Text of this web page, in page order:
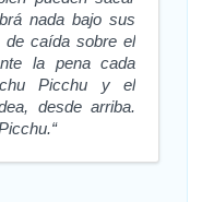
nada bajo sus
de caída sobre el
la pena cada
Picchu y el
desde arriba.